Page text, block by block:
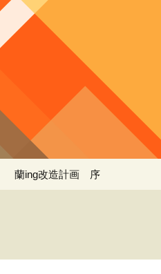
蘭ing改造計画 序
工事）